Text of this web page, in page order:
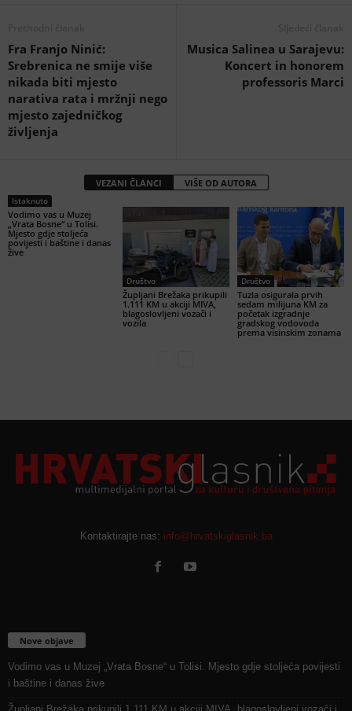
Fra Franjo Ninić:
Srebrenica ne smije više
nikada biti mjesto
narativa rata i mržnji nego
mjesto zajedničkog
življenja
Musica Salinea u Sarajevu:
Koncert in honorem
professoris Marci
VEZANI ČLANCI VIŠE OD AUTORA
Istaknuto
Vodimo vas u Muzej
„Vrata Bosne“ u Tolisi.
Mjesto gdje stoljeća
povijesti i baštine i danas
žive
Društvo
Župljani Brežaka prikupili
1.111 KM u akciji MIVA,
blagoslovljeni vozači i
vozila
Društvo
Tuzla osigurala prvih
sedam milijuna KM za
početak izgradnje
gradskog vodovoda
prema visinskim zonama
Kontaktirajte nas: info@hrvatskiglasnik.ba
Nove objave
Vodimo vas u Muzej „Vrata Bosne“ u Tolisi. Mjesto gdje stoljeća povijesti
i baštine i danas žive